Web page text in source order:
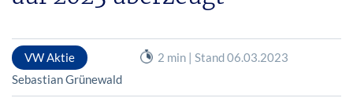
VW Aktie
2 min | Stand 06.03.2023
Sebastian Grünewald